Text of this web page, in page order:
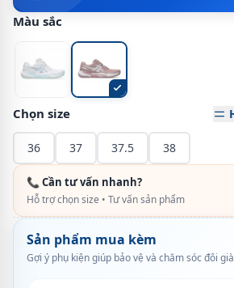
Màu sắc
Chọn size
36 37 37.5 38
📞 Cần tư vấn nhanh?
Hỗ trợ chọn size • Tư vấn sản phẩm
Sản phẩm mua kèm
Gợi ý phụ kiện giúp bảo vệ và chăm sóc đôi